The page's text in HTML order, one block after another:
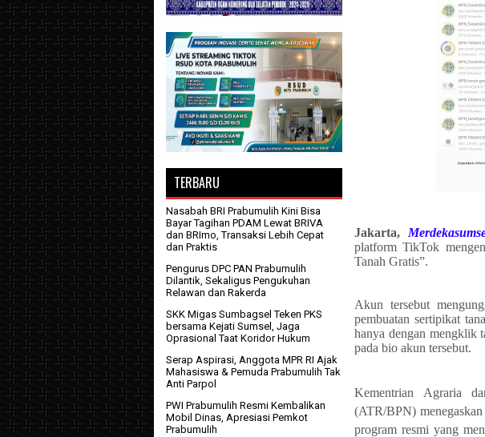
Jakarta,
platform TikTok
Tanah Gratis”.
Akun tersebut
pembuatan sertipikat
hanya dengan mengklik
pada bio akun tersebut.
Kementrian Agraria
(ATR/BPN)
program resmi yang
TERBARU
Nasabah BRI Prabumulih Kini Bisa
Bayar Tagihan PDAM Lewat BRIVA
dan BRImo, Transaksi Lebih Cepat
dan Praktis
Pengurus DPC PAN Prabumulih
Dilantik, Sekaligus Pengukuhan
Relawan dan Rakerda
SKK Migas Sumbagsel Teken PKS
bersama Kejati Sumsel, Jaga
Oprasional Taat Koridor Hukum
Serap Aspirasi, Anggota MPR RI Ajak
Mahasiswa & Pemuda Prabumulih Tak
Anti Parpol
PWI Prabumulih Resmi Kembalikan
Mobil Dinas, Apresiasi Pemkot
Prabumulih